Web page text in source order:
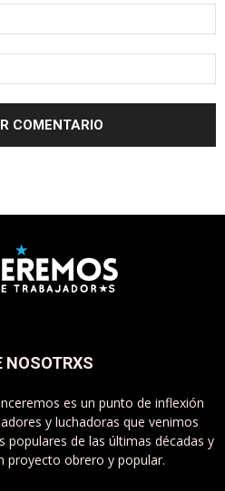
NOSOTRXS
es un punto de inflexión
y luchadoras que venimos
de las últimas décadas y
proyecto obrero y popular.